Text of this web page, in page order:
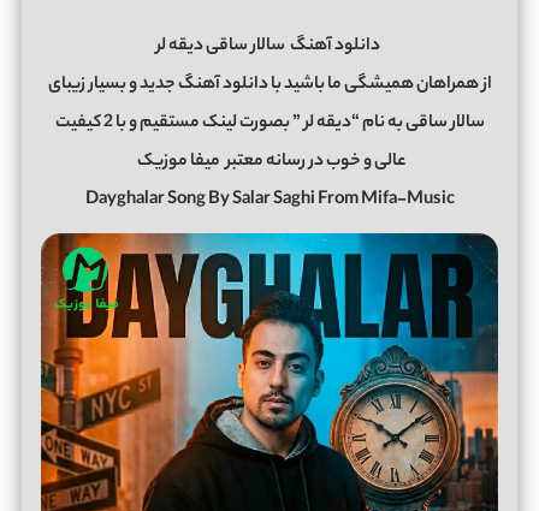
دانلود آهنگ سالار ساقی دیقه لر
از همراهان همیشگی ما باشید با دانلود آهنگ جدید و بسیار زیبای
سالار ساقی به نام “دیقه لر ” بصورت لینک مستقیم و با 2 کیفیت
عالی و خوب در رسانه معتبرمیفا موزیک
Dayghalar Song By Salar Saghi From Mifa-Music